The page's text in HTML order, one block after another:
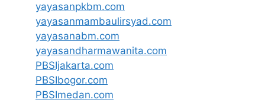
yayasanpkbm.com
yayasanmambaulirsyad.com
yayasanabm.com
yayasandharmawanita.com
PBSIjakarta.com
PBSIbogor.com
PBSImedan.com